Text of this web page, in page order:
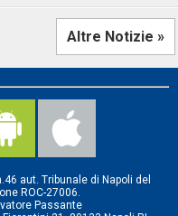
Altre Notizie »
aut. Tribunale di Napoli del
ROC-27006.
Passante